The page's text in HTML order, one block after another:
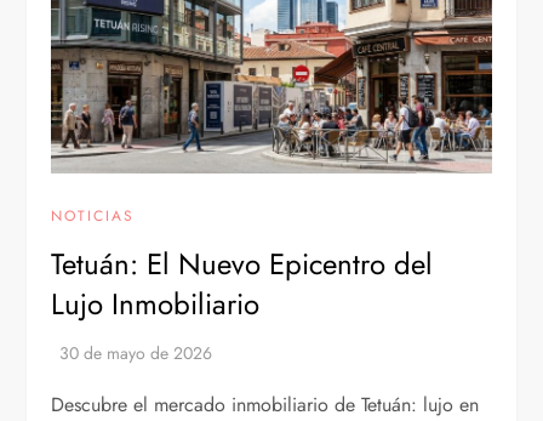
NOTICIAS
Tetuán: El Nuevo Epicentro del
Lujo Inmobiliario
Descubre el mercado inmobiliario de Tetuán: lujo en